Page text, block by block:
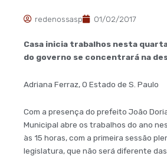
redenossasp 01/02/2017
Casa inicia trabalhos nesta
do governo se concentrará na
Adriana Ferraz, O Estado de S. Paulo
Com a presença do prefeito João
Municipal abre os trabalhos do ano
às 15 horas, com a primeira sessão
legislatura, que não será diferente